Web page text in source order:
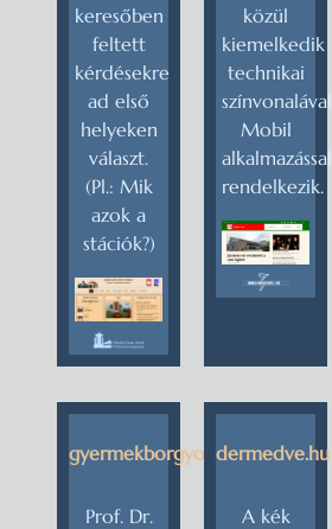
keresőben
feltett
kérdésekre
ad első
helyeken
választ.
(Pl.: Mik
azok a
stációk?)
közül
kiemelkedik
technikai
színvonalával.
Mobil
alkalmazással
rendelkezik.
gyermekborgyogyaszat.eu
Prof. Dr.
dermedve.hu
A kék